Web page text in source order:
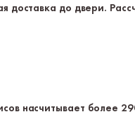
до двери.
насчитывает более